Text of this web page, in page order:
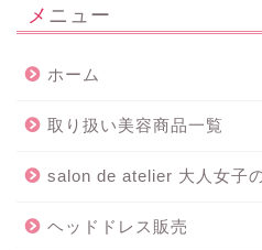
メニュー
ホーム
取り扱い美容商品一覧
salon de atelier 大人女子
ヘッドドレス販売